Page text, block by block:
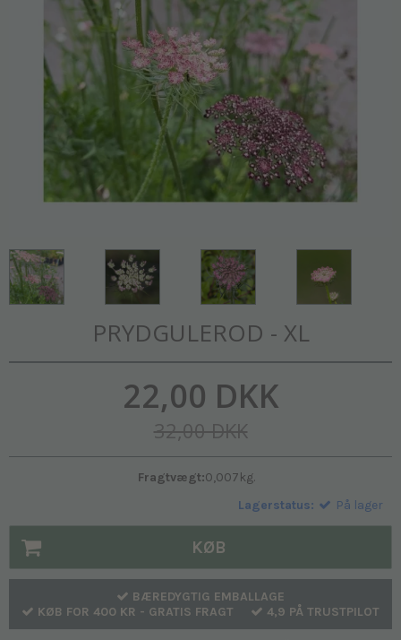
PRYDGULEROD - XL
22,00 DKK
32,00 DKK
Fragtvægt:0,007kg.
Lagerstatus:
På lager
KØB
BÆREDYGTIG EMBALLAGE
KØB FOR 400 KR - GRATIS FRAGT
4,9 PÅ TRUSTPILOT